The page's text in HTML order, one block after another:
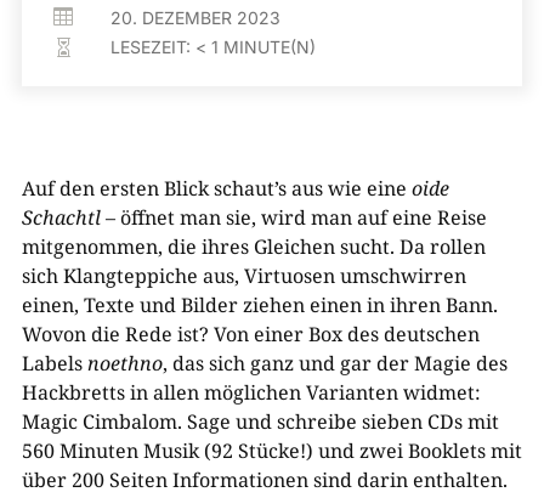
 20. DEZEMBER 2023
 LESEZEIT: < 1 MINUTE(N)
Auf den ersten Blick schaut’s aus wie eine oide
Schachtl– öffnet man sie, wird man auf eine Reise
mitgenommen, die ihres Gleichen sucht. Da rollen
sich Klangteppiche aus, Virtuosen umschwirren
einen, Texte und Bilder ziehen einen in ihren Bann.
Wovon die Rede ist? Von einer Box des deutschen
Labelsnoethno, das sich ganz und gar der Magie des
Hackbretts in allen möglichen Varianten widmet:
Magic Cimbalom. Sage und schreibe sieben CDs mit
560 Minuten Musik (92 Stücke!) und zwei Booklets mit
über 200 Seiten Informationen sind darin enthalten.